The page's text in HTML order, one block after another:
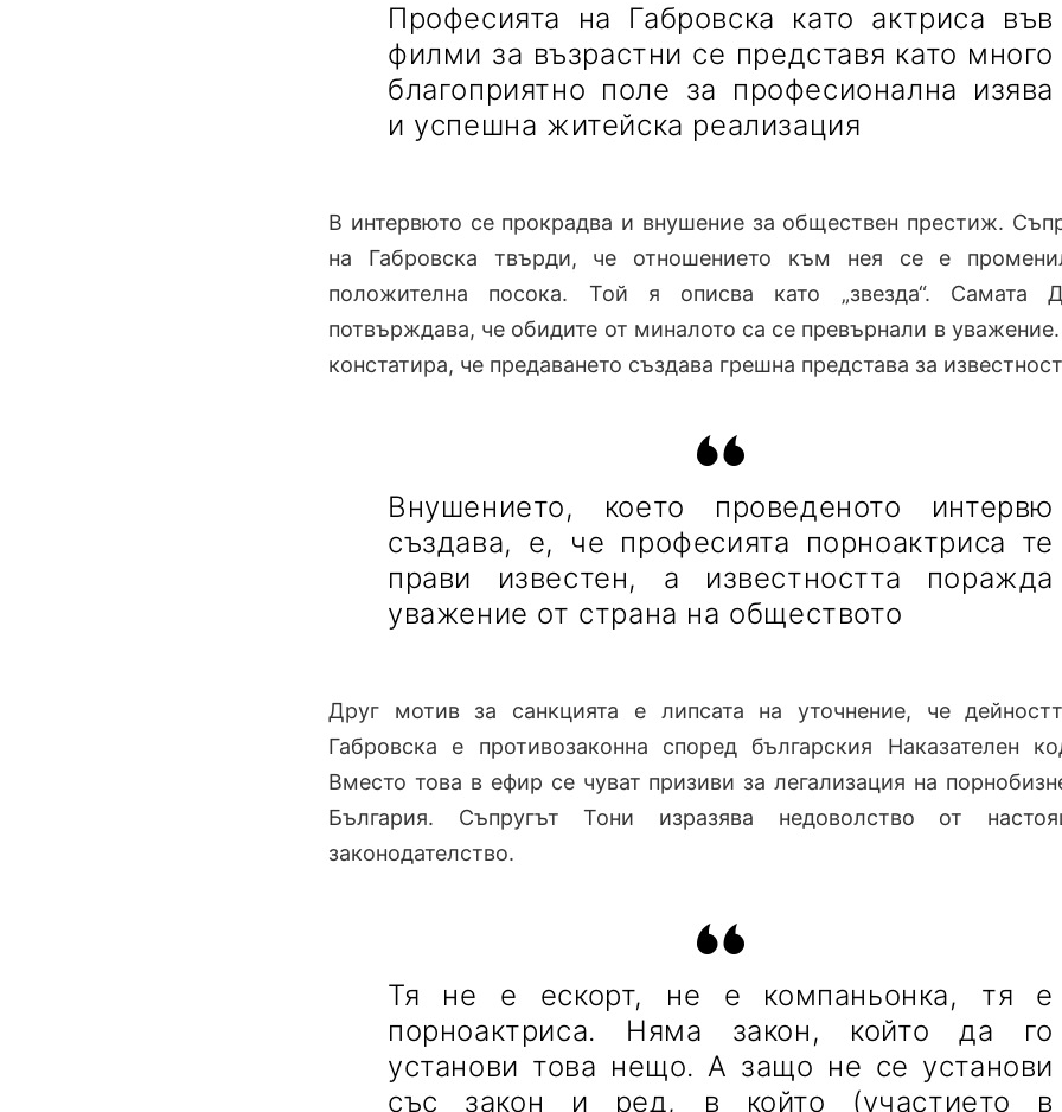
Професията на Габровска като актриса във
филми за възрастни се представя като много
благоприятно поле за професионална изява
и успешна житейска реализация
В интервюто се прокрадва и внушение за обществен престиж.
на Габровска твърди, че отношението към нея се е
положителна посока. Той я описва като „звезда“. Самата
потвърждава, че обидите от миналото са се превърнали в
констатира, че предаването създава грешна представа за
Внушението, което проведеното интервю
създава, е, че професията порноактриса те
прави известен, а известността поражда
уважение от страна на обществото
Друг мотив за санкцията е липсата на уточнение, че
Габровска е противозаконна според българския Наказателен
Вместо това в ефир се чуват призиви за легализация на
България. Съпругът Тони изразява недоволство от
законодателство.
Тя не е ескорт, не е компаньонка, тя е
порноактриса. Няма закон, който да го
установи това нещо. А защо не се установи
със закон и ред, в който (участието в